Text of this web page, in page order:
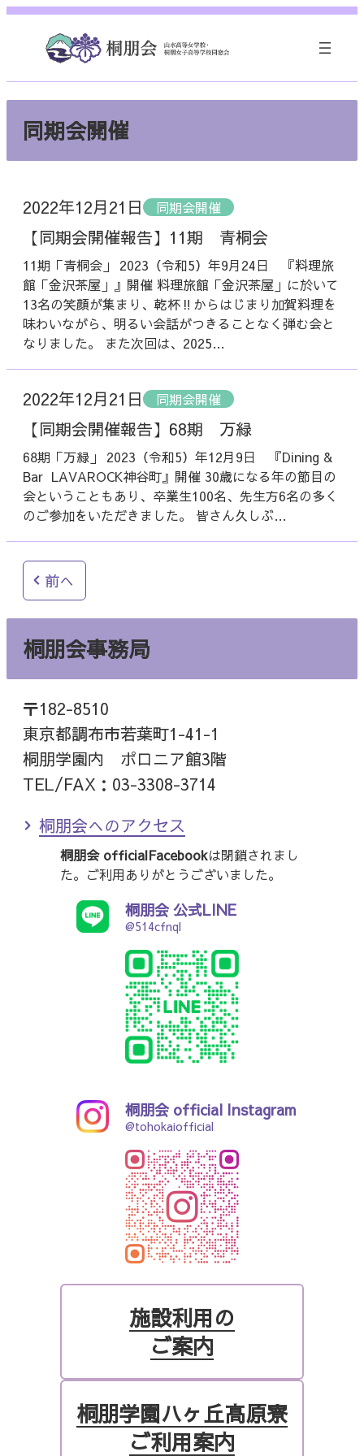
内
桐朋会事務局
〒182-8510
東京都調布市若葉町1-41-1
桐朋学園内 ポロニア館3階
TEL/FAX：03-3308-3714
桐朋会へのアクセス
桐朋会 officialFacebookは閉鎖されまし
た。ご利用ありがとうございました。
桐朋会 公式LINE
@514cfnql
桐朋会 official Instagram
@tohokaiofficial
施設利用の
ご案内
桐朋学園ハヶ丘高原寮
ご利用案内
同期会開催
2022年12月21日 同期会開催
【同期会開催報告】11期 青桐会
11期「青桐会」 2023（令和5）年9月24日 『料理旅
館「金沢茶屋」』開催 料理旅館「金沢茶屋」に於いて
13名の笑顔が集まり、乾杯‼からはじまり加賀料理を
味わいながら、明るい会話がつきることなく弾む会と
なりました。 また次回は、2025…
2022年12月21日 同期会開催
【同期会開催報告】68期 万緑
68期「万緑」 2023（令和5）年12月9日 『Dining &
Bar LAVAROCK神谷町』開催 30歳になる年の節目の
会ということもあり、卒業生100名、先生方6名の多く
のご参加をいただきました。 皆さん久しぶ…
前へ